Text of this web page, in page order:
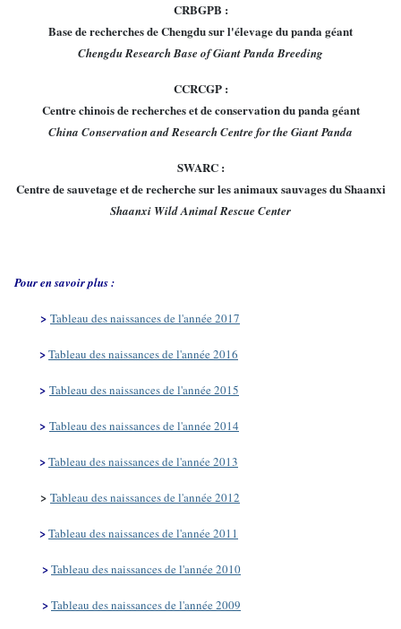
CRBGPB :
Base de recherches de Chengdu sur l'élevage du panda géant
Chengdu Research Base of Giant Panda Breeding
CCRCGP :
Centre chinois de recherches et de conservation du panda géant
China Conservation and Research Centre for the Giant Panda
SWARC :
Centre de sauvetage et de recherche sur les animaux sauvages du Shaanxi
Shaanxi Wild Animal Rescue Center
Pour en savoir plus :
> Tableau des naissances de l'année 2017
>Tableau des naissances de l'année 2016
> Tableau des naissances de l'année 2015
> Tableau des naissances de l'année 2014
>Tableau des naissances de l'année 2013
> Tableau des naissances de l'année 2012
>Tableau des naissances de l'année 2011
>Tableau des naissances de l'année 2010
>Tableau des naissances de l'année 2009